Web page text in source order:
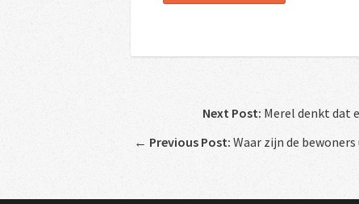
Next Post: Merel denkt dat
← Previous Post: Waar zijn de